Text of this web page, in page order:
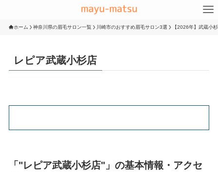
ホーム 神奈川県の眉毛サロン一覧 川崎市のおすすめ眉毛サロン3選 【2026年】武蔵小
レピア武蔵小杉店
「"レピア武蔵小杉店"」の基本情報・アクセ